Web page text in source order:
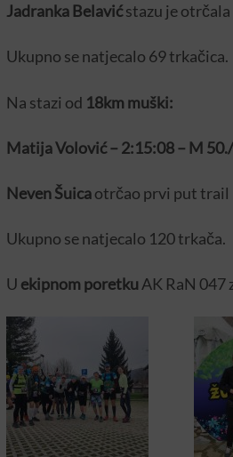
Jadranka Belavićstazu je otrčala
Ukupno se natjecalo 69 trkačica.
Na stazi od 18km muški:
Matija Volović – 2:15:08 – M
Neven Šuicaotrčao prvi put trail
Ukupno se natjecalo 120 trkača.
U ekipnom poretku AK RaN 047